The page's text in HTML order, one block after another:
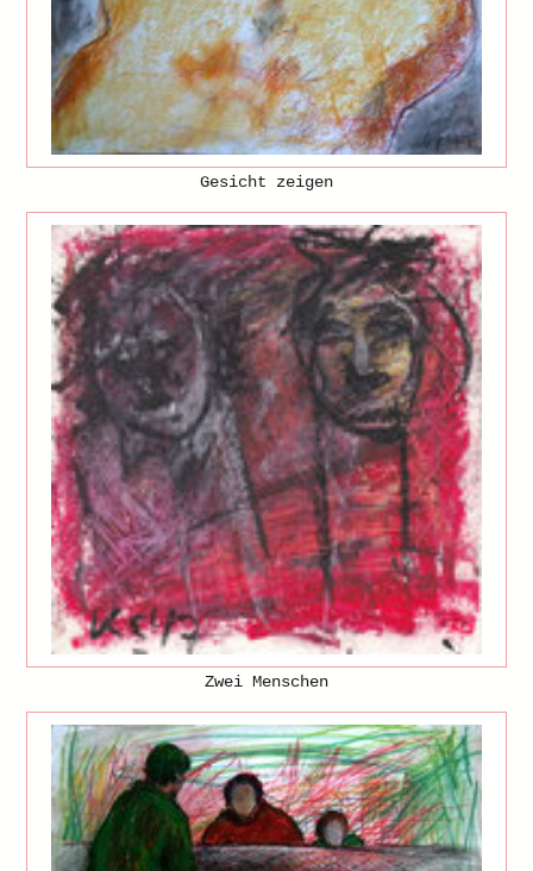
Gesicht zeigen
Zwei Menschen